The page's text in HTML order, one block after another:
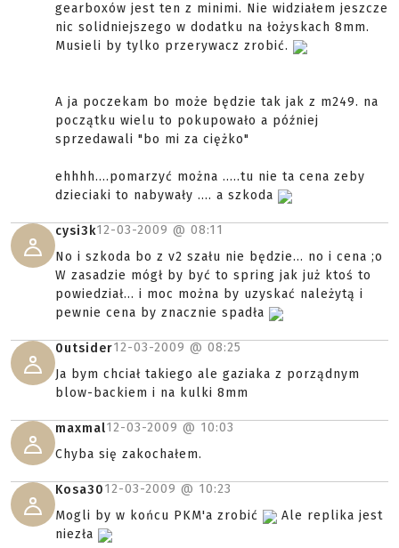
gearboxów jest ten z minimi. Nie widziałem jeszcze
nic solidniejszego w dodatku na łożyskach 8mm.
Musieli by tylko przerywacz zrobić.
A ja poczekam bo może będzie tak jak z m249. na
początku wielu to pokupowało a później
sprzedawali "bo mi za ciężko"
ehhhh....pomarzyć można .....tu nie ta cena zeby
dzieciaki to nabywały .... a szkoda
cysi3k12-03-2009 @ 08:11
No i szkoda bo z v2 szału nie będzie... no i cena ;o
W zasadzie mógł by być to spring jak już ktoś to
powiedział... i moc można by uzyskać należytą i
pewnie cena by znacznie spadła
0utsider12-03-2009 @ 08:25
Ja bym chciał takiego ale gaziaka z porządnym
blow-backiem i na kulki 8mm
maxmal12-03-2009 @ 10:03
Chyba się zakochałem.
Kosa3012-03-2009 @ 10:23
Mogli by w końcu PKM'a zrobić
Ale replika jest
niezła